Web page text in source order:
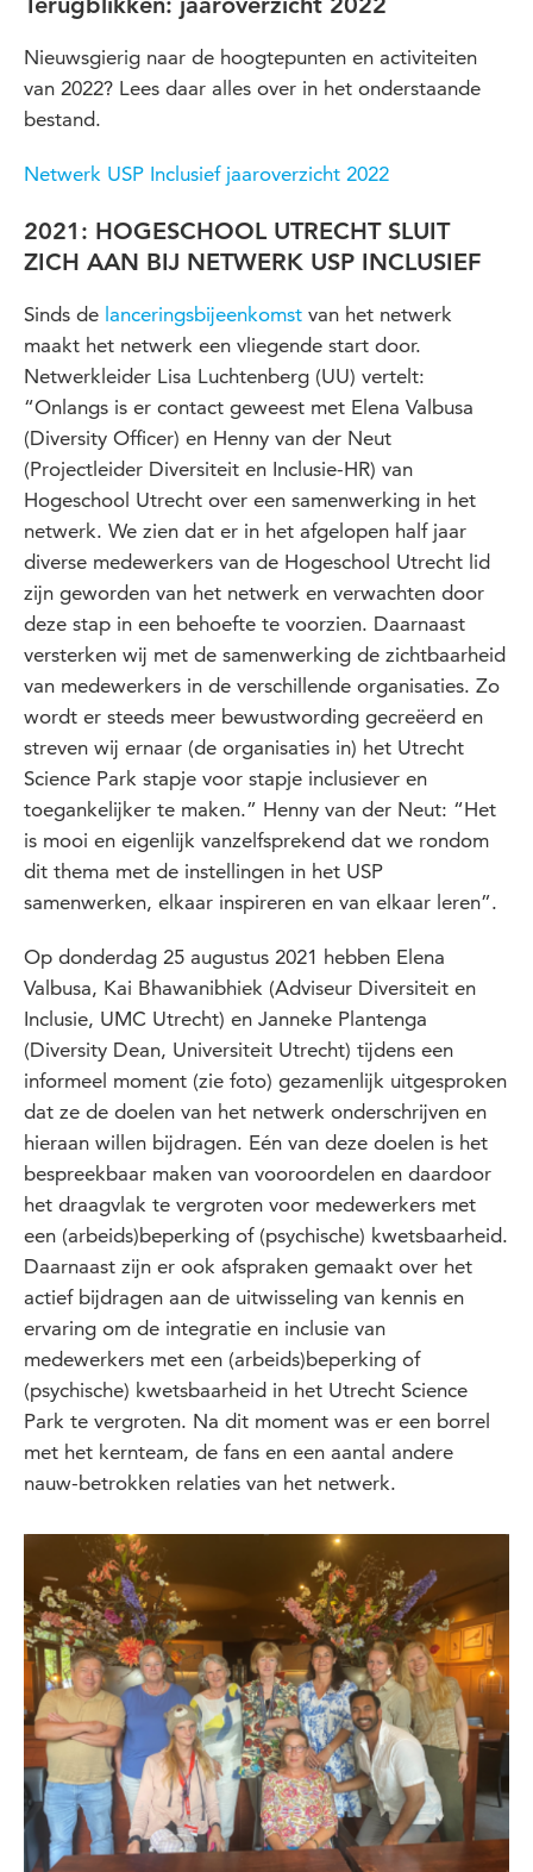
Terugblikken: jaaroverzicht 2022
Nieuwsgierig naar de hoogtepunten en activiteiten
van 2022? Lees daar alles over in het onderstaande
bestand.
Netwerk USP Inclusief jaaroverzicht 2022
2021: HOGESCHOOL UTRECHT SLUIT
ZICH AAN BIJ NETWERK USP INCLUSIEF
Sinds de lanceringsbijeenkomst van het netwerk
maakt het netwerk een vliegende start door.
Netwerkleider Lisa Luchtenberg (UU) vertelt:
“Onlangs is er contact geweest met Elena Valbusa
(Diversity Officer) en Henny van der Neut
(Projectleider Diversiteit en Inclusie-HR) van
Hogeschool Utrecht over een samenwerking in het
netwerk. We zien dat er in het afgelopen half jaar
diverse medewerkers van de Hogeschool Utrecht lid
zijn geworden van het netwerk en verwachten door
deze stap in een behoefte te voorzien. Daarnaast
versterken wij met de samenwerking de zichtbaarheid
van medewerkers in de verschillende organisaties. Zo
wordt er steeds meer bewustwording gecreëerd en
streven wij ernaar (de organisaties in) het Utrecht
Science Park stapje voor stapje inclusiever en
toegankelijker te maken.” Henny van der Neut: “Het
is mooi en eigenlijk vanzelfsprekend dat we rondom
dit thema met de instellingen in het USP
samenwerken, elkaar inspireren en van elkaar leren”.
Op donderdag 25 augustus 2021 hebben Elena
Valbusa, Kai Bhawanibhiek (Adviseur Diversiteit en
Inclusie, UMC Utrecht) en Janneke Plantenga
(Diversity Dean, Universiteit Utrecht) tijdens een
informeel moment (zie foto) gezamenlijk uitgesproken
dat ze de doelen van het netwerk onderschrijven en
hieraan willen bijdragen. Eén van deze doelen is het
bespreekbaar maken van vooroordelen en daardoor
het draagvlak te vergroten voor medewerkers met
een (arbeids)beperking of (psychische) kwetsbaarheid.
Daarnaast zijn er ook afspraken gemaakt over het
actief bijdragen aan de uitwisseling van kennis en
ervaring om de integratie en inclusie van
medewerkers met een (arbeids)beperking of
(psychische) kwetsbaarheid in het Utrecht Science
Park te vergroten. Na dit moment was er een borrel
met het kernteam, de fans en een aantal andere
nauw-betrokken relaties van het netwerk.